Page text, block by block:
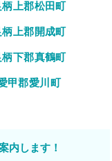
柄上郡松田町
柄上郡開成町
柄下郡真鶴町
甲郡愛川町
内します！